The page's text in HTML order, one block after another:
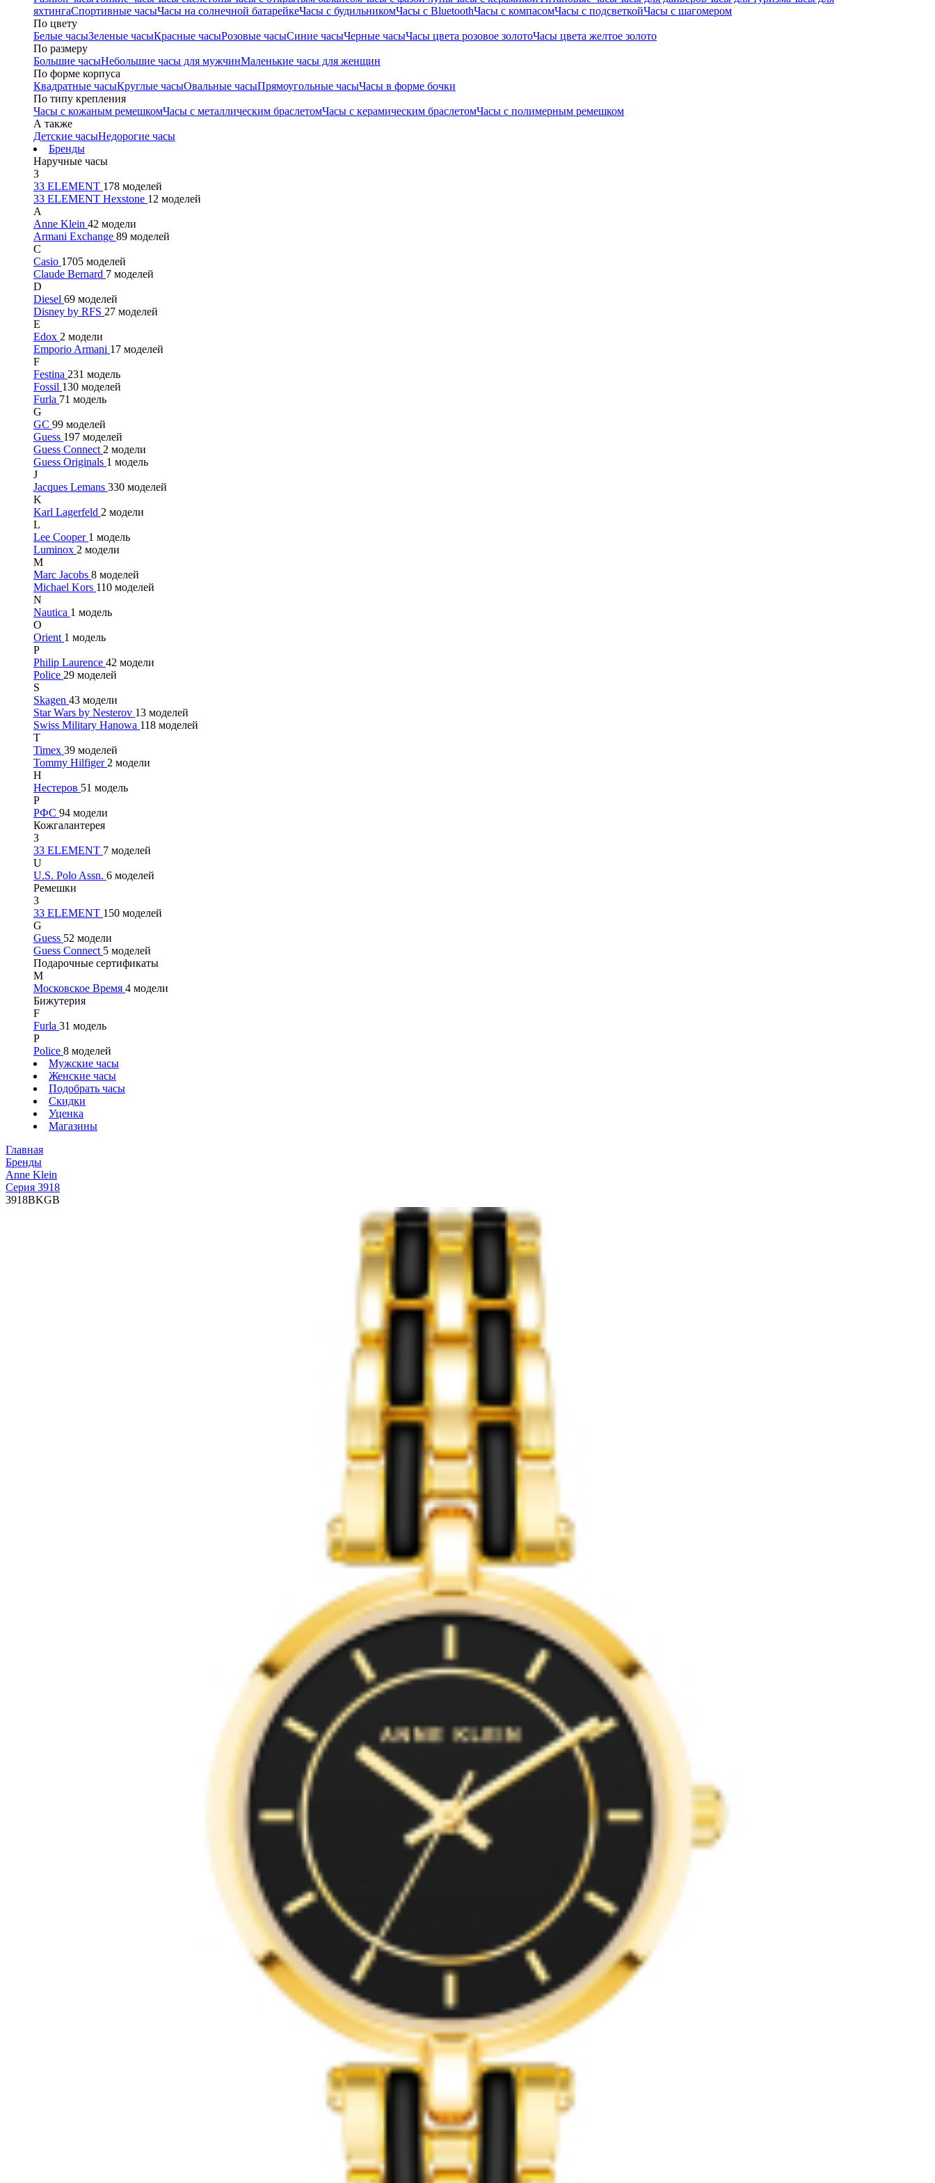
яхтингаСпортивные часыЧасы на солнечной батарейкеЧасы с будильникомЧасы с BluetoothЧасы с компасомЧасы с подсветкойЧасы с шагомером
По цвету
Белые часыЗеленые часыКрасные часыРозовые часыСиние часыЧерные часыЧасы цвета розовое золотоЧасы цвета желтое золото
По размеру
Большие часыНебольшие часы для мужчинМаленькие часы для женщин
По форме корпуса
Квадратные часыКруглые часыОвальные часыПрямоугольные часыЧасы в форме бочки
По типу крепления
Часы с кожаным ремешкомЧасы с металлическим браслетомЧасы с керамическим браслетомЧасы с полимерным ремешком
А также
Детские часыНедорогие часы
Бренды
Наручные часы
3
33 ELEMENT 178 моделей
33 ELEMENT Hexstone 12 моделей
A
Anne Klein 42 модели
Armani Exchange 89 моделей
C
Casio 1705 моделей
Claude Bernard 7 моделей
D
Diesel 69 моделей
Disney by RFS 27 моделей
E
Edox 2 модели
Emporio Armani 17 моделей
F
Festina 231 модель
Fossil 130 моделей
Furla 71 модель
G
GC 99 моделей
Guess 197 моделей
Guess Connect 2 модели
Guess Originals 1 модель
J
Jacques Lemans 330 моделей
K
Karl Lagerfeld 2 модели
L
Lee Cooper 1 модель
Luminox 2 модели
M
Marc Jacobs 8 моделей
Michael Kors 110 моделей
N
Nautica 1 модель
O
Orient 1 модель
P
Philip Laurence 42 модели
Police 29 моделей
S
Skagen 43 модели
Star Wars by Nesterov 13 моделей
Swiss Military Hanowa 118 моделей
T
Timex 39 моделей
Tommy Hilfiger 2 модели
Н
Нестеров 51 модель
Р
РФС 94 модели
Кожгалантерея
3
33 ELEMENT 7 моделей
U
U.S. Polo Assn. 6 моделей
Ремешки
3
33 ELEMENT 150 моделей
G
Guess 52 модели
Guess Connect 5 моделей
Подарочные сертификаты
М
Московское Время 4 модели
Бижутерия
F
Furla 31 модель
P
Police 8 моделей
Мужские часы
Женские часы
Подобрать часы
Скидки
Уценка
Магазины
Главная
Бренды
Anne Klein
Серия 3918
3918BKGB